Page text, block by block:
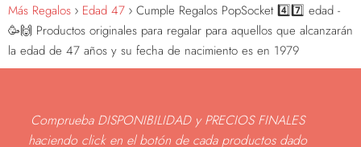
Más Regalos Edad 47
Cumple Regalos PopSocket 4️⃣7️⃣ edad -
🥳🙌 Productos originales para regalar para aquellos que alcanzarán
la edad de 47 años y su fecha de nacimiento es en 1979
Comprueba DISPONIBILIDAD y PRECIOS FINALES
haciendo click en el botón de cada productos dado